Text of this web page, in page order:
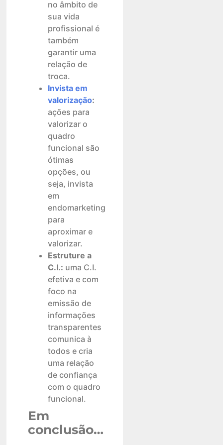
no âmbito de
sua vida
profissional é
também
garantir uma
relação de
troca.
Invista em
valorização:
ações para
valorizar o
quadro
funcional são
ótimas
opções, ou
seja, invista
em
endomarketing
para
aproximar e
valorizar.
Estruture a
C.I.: uma C.I.
efetiva e com
foco na
emissão de
informações
transparentes
comunica à
todos e cria
uma relação
de confiança
com o quadro
funcional.
Em
conclusão…